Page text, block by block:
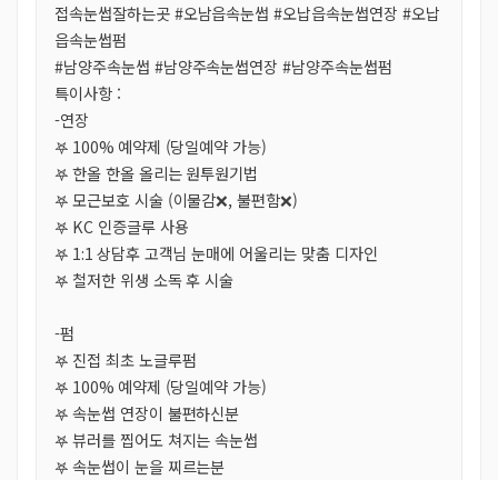
접속눈썹잘하는곳 #오남읍속눈썹 #오납읍속눈썹연장 #오납
읍속눈썹펌
#남양주속눈썹 #남양주속눈썹연장 #남양주속눈썹펌
특이사항 :
-연장
𖤐 100% 예약제 (당일예약 가능)
𖤐 한올 한올 올리는 원투원기법
𖤐 모근보호 시술 (이물감❌, 불편함❌)
𖤐 KC 인증글루 사용
𖤐 1:1 상담후 고객님 눈매에 어울리는 맞춤 디자인
𖤐 철저한 위생 소독 후 시술
-펌
𖤐 진접 최초 노글루펌
𖤐 100% 예약제 (당일예약 가능)
𖤐 속눈썹 연장이 불편하신분
𖤐 뷰러를 찝어도 쳐지는 속눈썹
𖤐 속눈썹이 눈을 찌르는분